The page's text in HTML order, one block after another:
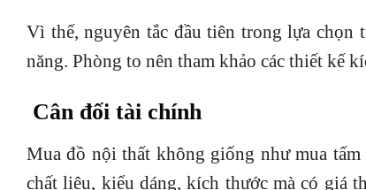
Vì thế, nguyên tắc đầu tiên trong lựa chọn
năng. Phòng to nên tham khảo các thiết kế
Cân đối tài chính
Mua đồ nội thất không giống như mua
chất liệu, kiểu dáng, kích thước mà có giá